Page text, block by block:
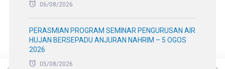
06/08/2026
PERASMIAN PROGRAM SEMINAR PENGURUSAN AIR
HUJAN BERSEPADU ANJURAN NAHRIM – 5 OGOS
2026
05/08/2026